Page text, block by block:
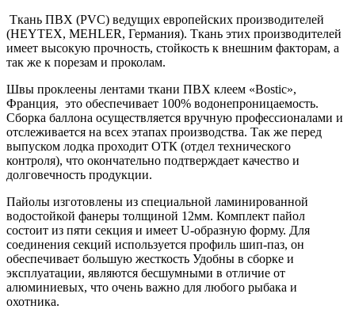
Ткань ПВХ (PVC) ведущих европейских производителей
(HEYTEX, MEHLER, Германия). Ткань этих производителей
имеет высокую прочность, стойкость к внешним факторам, а
так же к порезам и проколам.
Швы проклеены лентами ткани ПВХ клеем «Bostic»,
Франция, это обеспечивает 100% водонепроницаемость.
Сборка баллона осуществляется вручную профессионалами и
отслеживается на всех этапах производства. Так же перед
выпуском лодка проходит ОТК (отдел технического
контроля), что окончательно подтверждает качество и
долговечность продукции.
Пайолы изготовлены из специальной ламинированной
водостойкой фанеры толщиной 12мм. Комплект пайол
состоит из пяти секция и имеет U-образную форму. Для
соединения секций используется профиль шип-паз, он
обеспечивает большую жесткость Удобны в сборке и
эксплуатации, являются бесшумными в отличие от
алюминиевых, что очень важно для любого рыбака и
охотника.